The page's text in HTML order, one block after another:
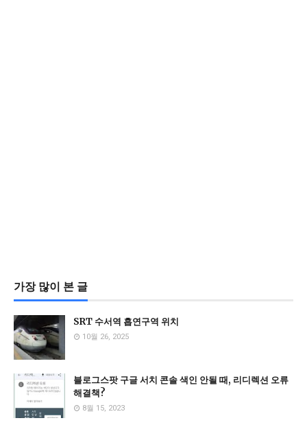
가장 많이 본 글
SRT 수서역 흡연구역 위치
10월 26, 2025
블로그스팟 구글 서치 콘솔 색인 안될 때, 리디렉션 오류
해결책?
8월 15, 2023